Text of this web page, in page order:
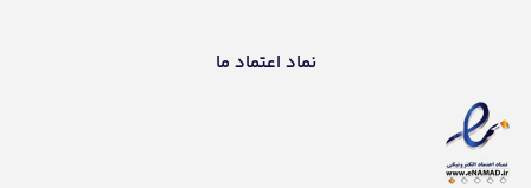
نماد اعتماد ما